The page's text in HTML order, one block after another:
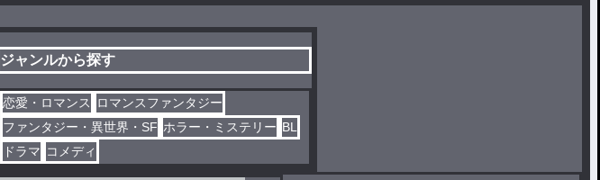
ジャンルから探す
恋愛・ロマンス
ロマンスファンタジー
ファンタジー・異世界・SF ホラー・ミステリー BL
ドラマ コメディ